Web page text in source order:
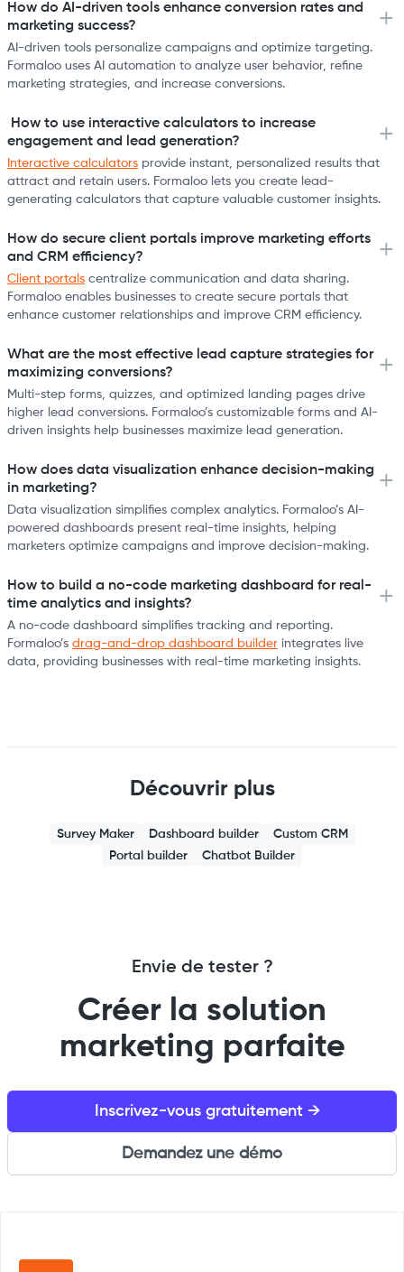
How do AI-driven tools enhance conversion rates and
marketing success?
AI-driven tools personalize campaigns and optimize targeting.
Formaloo uses AI automation to analyze user behavior, refine
marketing strategies, and increase conversions.
How to use interactive calculators to increase
engagement and lead generation?
Interactive calculators provide instant, personalized results that
attract and retain users. Formaloo lets you create lead-
generating calculators that capture valuable customer insights.
How do secure client portals improve marketing efforts
and CRM efficiency?
Client portals centralize communication and data sharing.
Formaloo enables businesses to create secure portals that
enhance customer relationships and improve CRM efficiency.
What are the most effective lead capture strategies for
maximizing conversions?
Multi-step forms, quizzes, and optimized landing pages drive
higher lead conversions. Formaloo’s customizable forms and AI-
driven insights help businesses maximize lead generation.
How does data visualization enhance decision-making
in marketing?
Data visualization simplifies complex analytics. Formaloo’s AI-
powered dashboards present real-time insights, helping
marketers optimize campaigns and improve decision-making.
How to build a no-code marketing dashboard for real-
time analytics and insights?
A no-code dashboard simplifies tracking and reporting.
Formaloo’s drag-and-drop dashboard builder integrates live
data, providing businesses with real-time marketing insights.
Découvrir plus
Survey Maker Dashboard builder
Custom CRM
Portal builder
Chatbot Builder
Envie de tester ?
Créer la solution
marketing parfaite
Inscrivez-vous gratuitement →
Demandez une démo